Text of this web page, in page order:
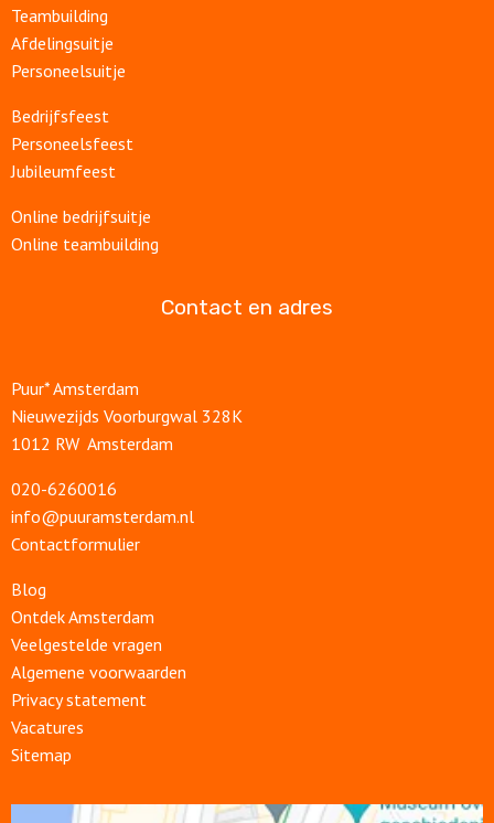
Teambuilding
Afdelingsuitje
Personeelsuitje
Bedrijfsfeest
Personeelsfeest
Jubileumfeest
Online bedrijfsuitje
Online teambuilding
Contact en adres
Puur* Amsterdam
Nieuwezijds Voorburgwal 328K
1012 RW Amsterdam
020-6260016
info@puuramsterdam.nl
Contactformulier
Blog
Ontdek Amsterdam
Veelgestelde vragen
Algemene voorwaarden
Privacy statement
Vacatures
Sitemap